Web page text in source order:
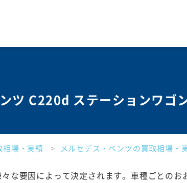
ツ C220d ステーションワゴ
相場・実績 メルセデス・ベンツの買取相場・
な要因によって決定されます。車種ごとのお